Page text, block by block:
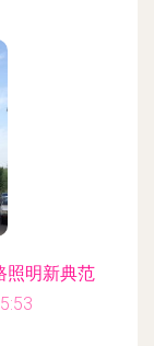
照明新典范